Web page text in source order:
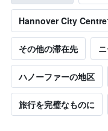
Hannover City Centre
その他の滞在先
ハノーファーの地区
旅行を完璧なものに